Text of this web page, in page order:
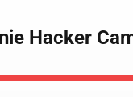
Hacker